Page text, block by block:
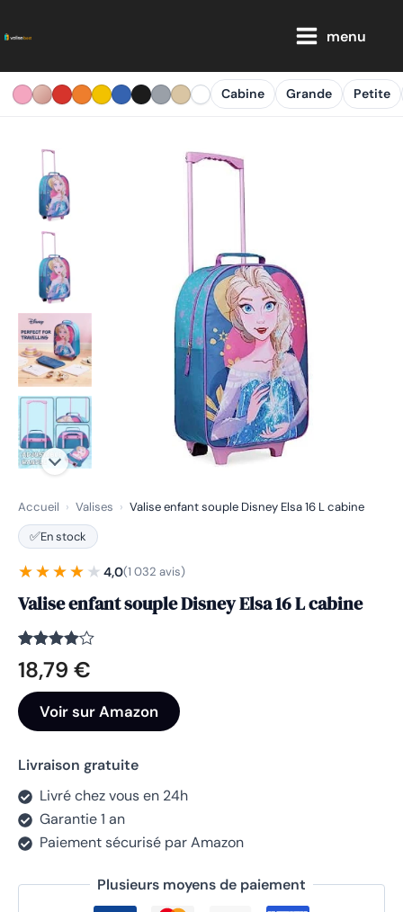
au
menu
Cabine Grande Petite
Accueil › Valises › Valise enfant souple Disney Elsa 16 L cabine
✅En stock
★★★★★
★★★★★ 4,0(1 032 avis)
Valise enfant souple Disney Elsa 16 L cabine
Noté4
sur 5
sur
1032
notations
client
18,79 €
Voir sur Amazon
Livraison gratuite
Livré chez vous en 24h
Garantie 1 an
Paiement sécurisé par Amazon
Plusieurs moyens de paiement